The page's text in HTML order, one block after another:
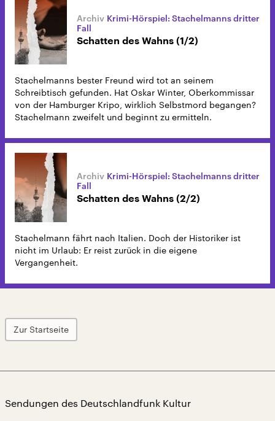
Krimi-Hörspiel: Stachelmanns dritter
Fall
Schatten des Wahns (1/2)
Stachelmanns bester Freund wird tot an seinem
Schreibtisch gefunden. Hat Oskar Winter, Oberkommissar
von der Hamburger Kripo, wirklich Selbstmord begangen?
Stachelmann zweifelt und beginnt zu ermitteln.
Krimi-Hörspiel: Stachelmanns dritter
Fall
Schatten des Wahns (2/2)
Stachelmann fährt nach Italien. Doch der Historiker ist
nicht im Urlaub: Er reist zurück in die eigene
Vergangenheit.
Zur Startseite
Sendungen des Deutschlandfunk Kultur